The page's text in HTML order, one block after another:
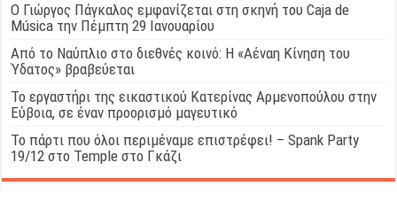
Ο Γιώργος Πάγκαλος εμφανίζεται στη σκηνή του Caja de
Música την Πέμπτη 29 Ιανουαρίου
Από το Ναύπλιο στο διεθνές κοινό: Η «Αέναη Κίνηση του
Ύδατος» βραβεύεται
Το εργαστήρι της εικαστικού Κατερίνας Αρμενοπούλου στην
Εύβοια, σε έναν προορισμό μαγευτικό
Το πάρτι που όλοι περιμέναμε επιστρέφει! – Spank Party
19/12 στο Temple στο Γκάζι